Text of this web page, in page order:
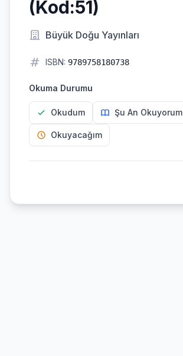
(Kod:51)
Büyük Doğu Yayınları
ISBN: 9789758180738
Okuma Durumu
Okudum Şu An Okuyorum
Okuyacağım